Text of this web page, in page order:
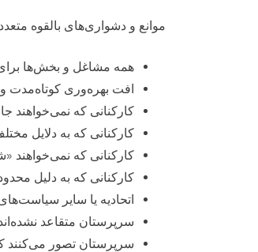
موانع و دشواری‌های بالقوه
همه مشاغل و بخش‌ها
افت بهره‌وری
کارکنانی که نمی‌خواهند
کارکنانی که به دلایل
کارکنانی که نمی‌خواهند
کارکنانی که به دلیل
اتحادیه یا سایر
سرپرستان متقاعد
سرپرستان تصور